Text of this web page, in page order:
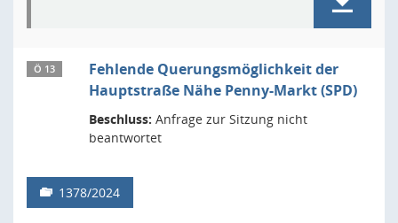
Ö 13
Fehlende Querungsmöglichkeit der
Hauptstraße Nähe Penny-Markt (SPD)
Beschluss: Anfrage zur Sitzung nicht
beantwortet
1378/2024